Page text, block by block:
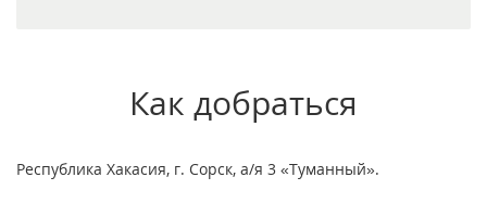
Как добраться
Республика Хакасия, г. Сорск, а/я 3 «Туманный».